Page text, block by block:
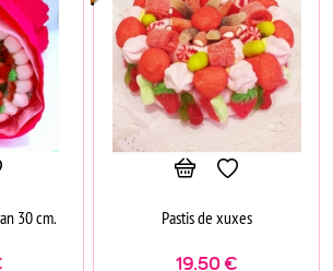
30 cm. Pastis de xuxes
19.50€